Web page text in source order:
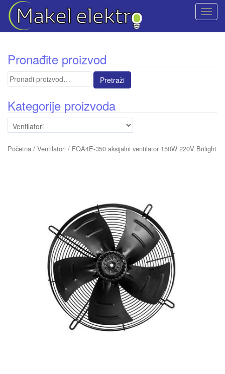
T
t
Pronađite proizvod
Pretraga
Kategorije proizvoda
Početna / Ventilatori / FQA4E-350 aksijalni ventilator 150W 220V Brilight